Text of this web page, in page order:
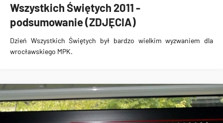
Wszystkich Świętych 2011 -
podsumowanie (ZDJĘCIA)
Dzień Wszystkich Świętych był bardzo wielkim wyzwaniem dla
wrocławskiego MPK.